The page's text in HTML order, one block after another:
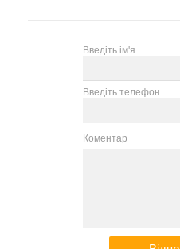
Введіть ім'я
Введіть телефон
Коментар